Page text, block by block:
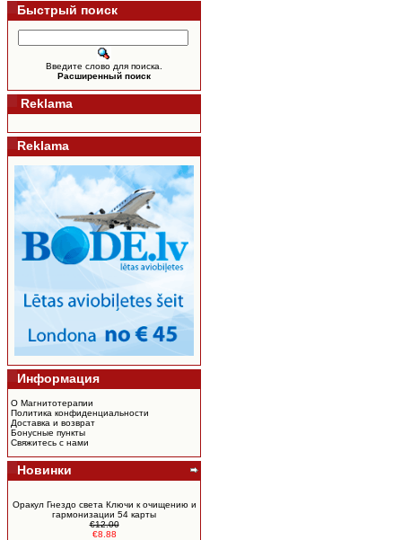
Быстрый поиск
Введите слово для поиска.
Расширенный поиск
Reklama
Reklama
Информация
О Магнитотерапии
Политика конфиденциальности
Доставка и возврат
Бонусные пункты
Свяжитесь с нами
Новинки
Оракул Гнездо света Ключи к очищению и
гармонизации 54 карты
€12.00
€8.88